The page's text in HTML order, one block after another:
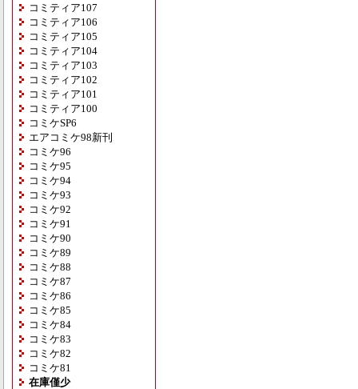
コミティア107
コミティア106
コミティア105
コミティア104
コミティア103
コミティア102
コミティア101
コミティア100
コミケSP6
エアコミケ98新刊
コミケ96
コミケ95
コミケ94
コミケ93
コミケ92
コミケ91
コミケ90
コミケ89
コミケ88
コミケ87
コミケ86
コミケ85
コミケ84
コミケ83
コミケ82
コミケ81
在庫僅少